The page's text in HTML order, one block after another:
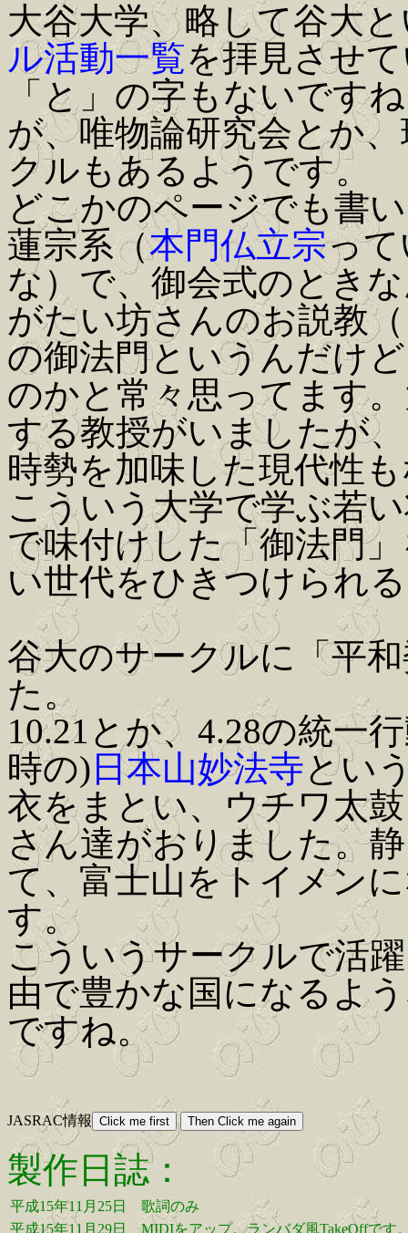
大谷大学、略して谷大
ル活動一覧を拝見させ
「と」の字もないです
が、唯物論研究会とか
クルもあるようです。
どこかのページでも書
蓮宗系（本門仏立宗っ
な）で、御会式のとき
がたい坊さんのお説教
の御法門というんだけ
のかと常々思ってます
する教授がいましたが
時勢を加味した現代性
こういう大学で学ぶ若
で味付けした「御法門
い世代をひきつけられ
谷大のサークルに「平
た。
10.21とか、4.28の統一
時の) 日本山妙法寺とい
衣をまとい、ウチワ太
さん達がおりました。
て、富士山をトイメン
す。
こういうサークルで活
由で豊かな国になるよ
ですね。
JASRAC情報
製作日誌：
平成15年11月25日
歌詞のみ
平成15年11月29日
MIDIをアップ。ランバダ風TakeOffです